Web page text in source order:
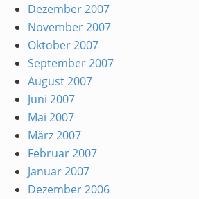
Dezember 2007
November 2007
Oktober 2007
September 2007
August 2007
Juni 2007
Mai 2007
März 2007
Februar 2007
Januar 2007
Dezember 2006